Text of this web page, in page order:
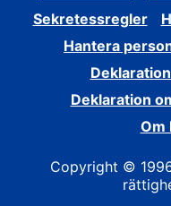
Sekretessregler
Hantera
Deklaration
Om
Copyright ©